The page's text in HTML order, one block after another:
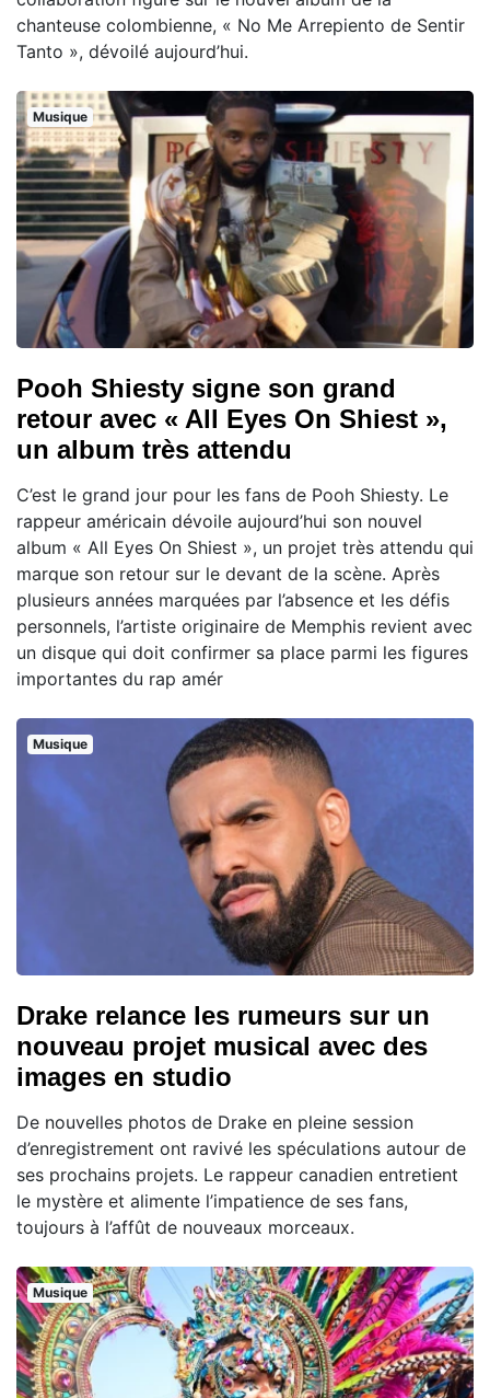
chanteuse colombienne, « No Me Arrepiento de Sentir
Tanto », dévoilé aujourd’hui.
Musique
Pooh Shiesty signe son grand
retour avec « All Eyes On Shiest »,
un album très attendu
C’est le grand jour pour les fans de Pooh Shiesty. Le
rappeur américain dévoile aujourd’hui son nouvel
album « All Eyes On Shiest », un projet très attendu qui
marque son retour sur le devant de la scène. Après
plusieurs années marquées par l’absence et les défis
personnels, l’artiste originaire de Memphis revient avec
un disque qui doit confirmer sa place parmi les figures
importantes du rap amér
Musique
Drake relance les rumeurs sur un
nouveau projet musical avec des
images en studio
De nouvelles photos de Drake en pleine session
d’enregistrement ont ravivé les spéculations autour de
ses prochains projets. Le rappeur canadien entretient
le mystère et alimente l’impatience de ses fans,
toujours à l’affût de nouveaux morceaux.
Musique